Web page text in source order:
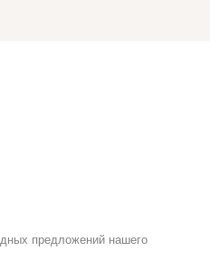
предложений нашего